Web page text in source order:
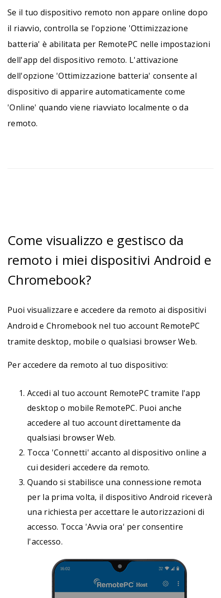
Se il tuo dispositivo remoto non appare online dopo
il riavvio, controlla se l'opzione 'Ottimizzazione
batteria' è abilitata per RemotePC nelle impostazioni
dell'app del dispositivo remoto. L'attivazione
dell'opzione 'Ottimizzazione batteria' consente al
dispositivo di apparire automaticamente come
'Online' quando viene riavviato localmente o da
remoto.
Come visualizzo e gestisco da
remoto i miei dispositivi Android e
Chromebook?
Puoi visualizzare e accedere da remoto ai dispositivi
Android e Chromebook nel tuo account RemotePC
tramite desktop, mobile o qualsiasi browser Web.
Per accedere da remoto al tuo dispositivo:
Accedi al tuo account RemotePC tramite l'app
desktop o mobile RemotePC. Puoi anche
accedere al tuo account direttamente da
qualsiasi browser Web.
Tocca 'Connetti' accanto al dispositivo online a
cui desideri accedere da remoto.
Quando si stabilisce una connessione remota
per la prima volta, il dispositivo Android riceverà
una richiesta per accettare le autorizzazioni di
accesso. Tocca 'Avvia ora' per consentire
l'accesso.